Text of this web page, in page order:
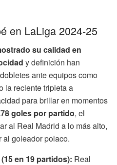
en LaLiga 2024-25
su calidad en
y definición han
ante equipos como
la reciente tripleta a
para brillar en momentos
goles por partido, el
al Real Madrid a lo más alto,
al goleador polaco.
en 19 partidos): Real